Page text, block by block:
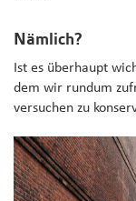
Nämlich?
Ist es überhaupt
dem wir rundum
versuchen zu